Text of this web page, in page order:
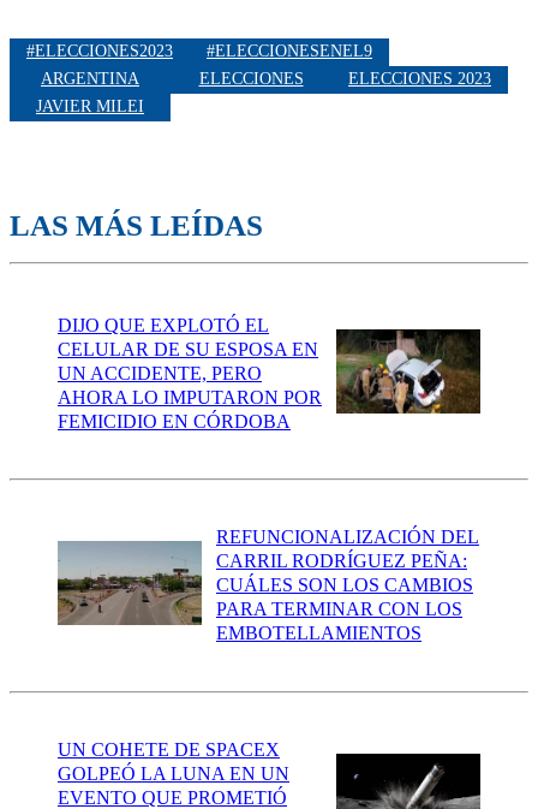
#ELECCIONES2023
#ELECCIONESENEL9
ARGENTINA
ELECCIONES
ELECCIONES 2023
JAVIER MILEI
LAS MÁS LEÍDAS
DIJO QUE EXPLOTÓ EL
CELULAR DE SU ESPOSA EN
UN ACCIDENTE, PERO
AHORA LO IMPUTARON POR
FEMICIDIO EN CÓRDOBA
REFUNCIONALIZACIÓN DEL
CARRIL RODRÍGUEZ PEÑA:
CUÁLES SON LOS CAMBIOS
PARA TERMINAR CON LOS
EMBOTELLAMIENTOS
UN COHETE DE SPACEX
GOLPEÓ LA LUNA EN UN
EVENTO QUE PROMETIÓ